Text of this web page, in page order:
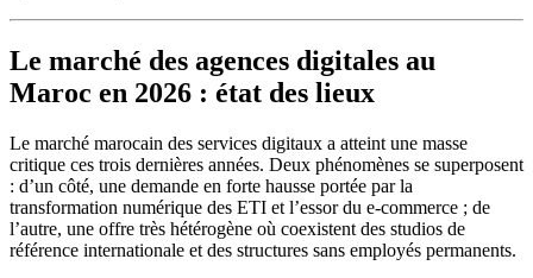
Le marché des agences digitales au
Maroc en 2026 : état des lieux
Le marché marocain des services digitaux a atteint une masse
critique ces trois dernières années. Deux phénomènes se superposent
: d’un côté, une demande en forte hausse portée par la
transformation numérique des ETI et l’essor du e-commerce ; de
l’autre, une offre très hétérogène où coexistent des studios de
référence internationale et des structures sans employés permanents.